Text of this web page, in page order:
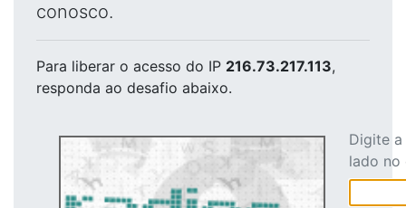
conosco.
Para liberar o acesso do IP 216.73.217.113,
responda ao desafio abaixo.
Digite
lado no